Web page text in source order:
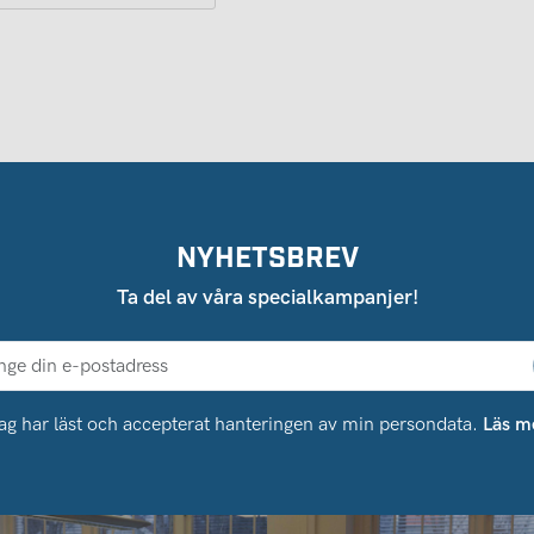
NYHETSBREV
Ta del av våra specialkampanjer!
har läst och accepterat hanteringen av min persondata. Läs